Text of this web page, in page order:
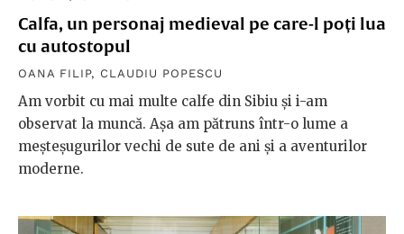
Calfa, un personaj medieval pe care-l poți lua
cu autostopul
OANA FILIP, CLAUDIU POPESCU
Am vorbit cu mai multe calfe din Sibiu și i-am
observat la muncă. Așa am pătruns într-o lume a
meșteșugurilor vechi de sute de ani și a aventurilor
moderne.